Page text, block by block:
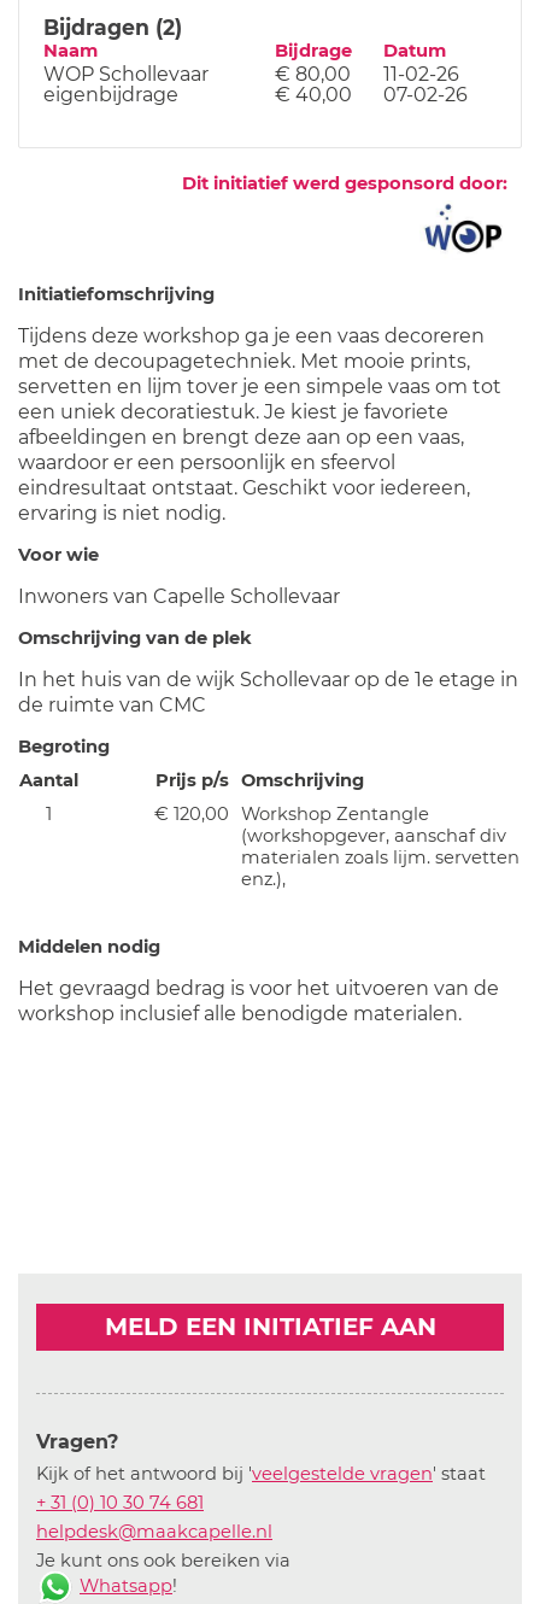
Bijdragen (2)
Naam Bijdrage Datum
WOP Schollevaar € 80,00
11-02-26
eigenbijdrage
€ 40,00 07-02-26
Dit initiatief werd gesponsord door:
Initiatiefomschrijving
Tijdens deze workshop ga je een vaas decoreren
met de decoupagetechniek. Met mooie prints,
servetten en lijm tover je een simpele vaas om tot
een uniek decoratiestuk. Je kiest je favoriete
afbeeldingen en brengt deze aan op een vaas,
waardoor er een persoonlijk en sfeervol
eindresultaat ontstaat. Geschikt voor iedereen,
ervaring is niet nodig.
Voor wie
Inwoners van Capelle Schollevaar
Omschrijving van de plek
In het huis van de wijk Schollevaar op de 1e etage in
de ruimte van CMC
Begroting
Aantal
Prijs p/s Omschrijving
1
€ 120,00
Workshop Zentangle
(workshopgever, aanschaf div
materialen zoals lijm. servetten
enz.),
Middelen nodig
Het gevraagd bedrag is voor het uitvoeren van de
workshop inclusief alle benodigde materialen.
MELD EEN INITIATIEF AAN
Vragen?
Kijk of het antwoord bij 'veelgestelde vragen' staat
+ 31 (0) 10 30 74 681
helpdesk@maakcapelle.nl
Je kunt ons ook bereiken via
Whatsapp!